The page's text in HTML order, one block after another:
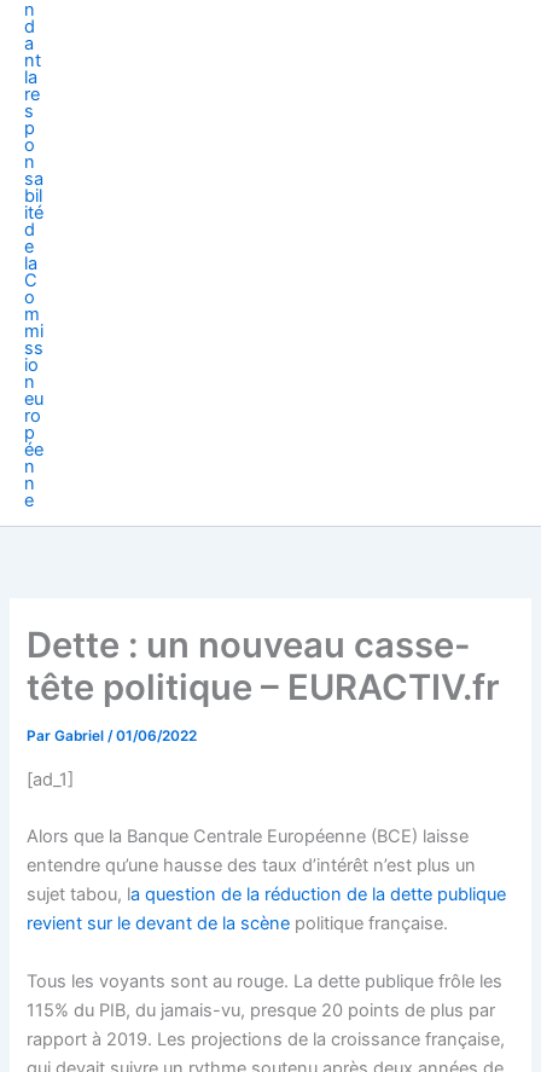
Dette : un nouveau casse-
tête politique – EURACTIV.fr
ParGabriel/01/06/2022
[ad_1]
Alors que la Banque Centrale Européenne (BCE) laisse
entendre qu’une hausse des taux d’intérêt n’est plus un
sujet tabou, la question de la réduction de la dette publique
revient sur le devant de la scène politique française.
Tous les voyants sont au rouge. La dette publique frôle les
115% du PIB, du jamais-vu, presque 20 points de plus par
rapport à 2019. Les projections de la croissance française,